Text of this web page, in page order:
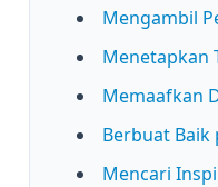
Mengambil
Menetapkan
Memaafkan
Berbuat Baik
Mencari